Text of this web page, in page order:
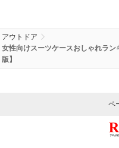
アウトドア
女性向けスーツケースおしゃれラ
版】
ペ